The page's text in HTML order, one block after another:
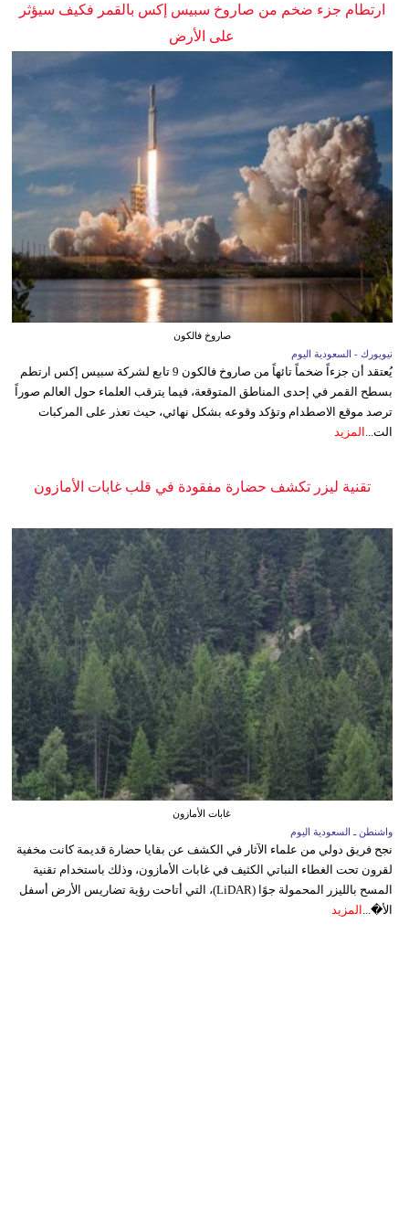
ارتطام جزء ضخم من صاروخ سبيس إكس بالقمر فكيف سيؤثر
على الأرض
صاروخ فالكون
نيويورك - السعودية اليوم
يُعتقد أن جزءاً ضخماً تائهاً من صاروخ فالكون 9 تابع لشركة سبيس إكس ارتطم
بسطح القمر في إحدى المناطق المتوقعة، فيما يترقب العلماء حول العالم صوراً
ترصد موقع الاصطدام وتؤكد وقوعه بشكل نهائي، حيث تعذر على المركبات
الت... المزيد
تقنية ليزر تكشف حضارة مفقودة في قلب غابات الأمازون
غابات الأمازون
واشنطن ـ السعودية اليوم
نجح فريق دولي من علماء الآثار في الكشف عن بقايا حضارة قديمة كانت مخفية
لقرون تحت الغطاء النباتي الكثيف في غابات الأمازون، وذلك باستخدام تقنية
المسح بالليزر المحمولة جوًا (LiDAR)، التي أتاحت رؤية تضاريس الأرض أسفل
الأ�... المزيد